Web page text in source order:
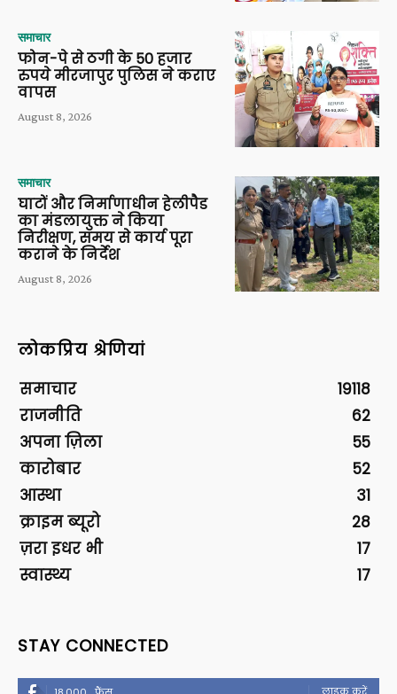
समाचार
फोन-पे से ठगी के 50 हजार
रुपये मीरजापुर पुलिस ने कराए
वापस
August 8, 2026
समाचार
घाटों और निर्माणाधीन हेलीपैड
का मंडलायुक्त ने किया
निरीक्षण, समय से कार्य पूरा
कराने के निर्देश
August 8, 2026
लोकप्रिय श्रेणियां
समाचार
19118
राजनीति
62
अपना ज़िला
55
कारोबार
52
आस्था
31
क्राइम ब्यूरो
28
ज़रा इधर भी
17
स्वास्थ्य
17
STAY CONNECTED